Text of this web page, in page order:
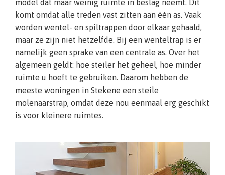
model dat maar weinig ruimte in beslag neemt. Dit
komt omdat alle treden vast zitten aan één as. Vaak
worden wentel- en spiltrappen door elkaar gehaald,
maar ze zijn niet hetzelfde. Bij een wenteltrap is er
namelijk geen sprake van een centrale as. Over het
algemeen geldt: hoe steiler het geheel, hoe minder
ruimte u hoeft te gebruiken. Daarom hebben de
meeste woningen in Stekene een steile
molenaarstrap, omdat deze nou eenmaal erg geschikt
is voor kleinere ruimtes.